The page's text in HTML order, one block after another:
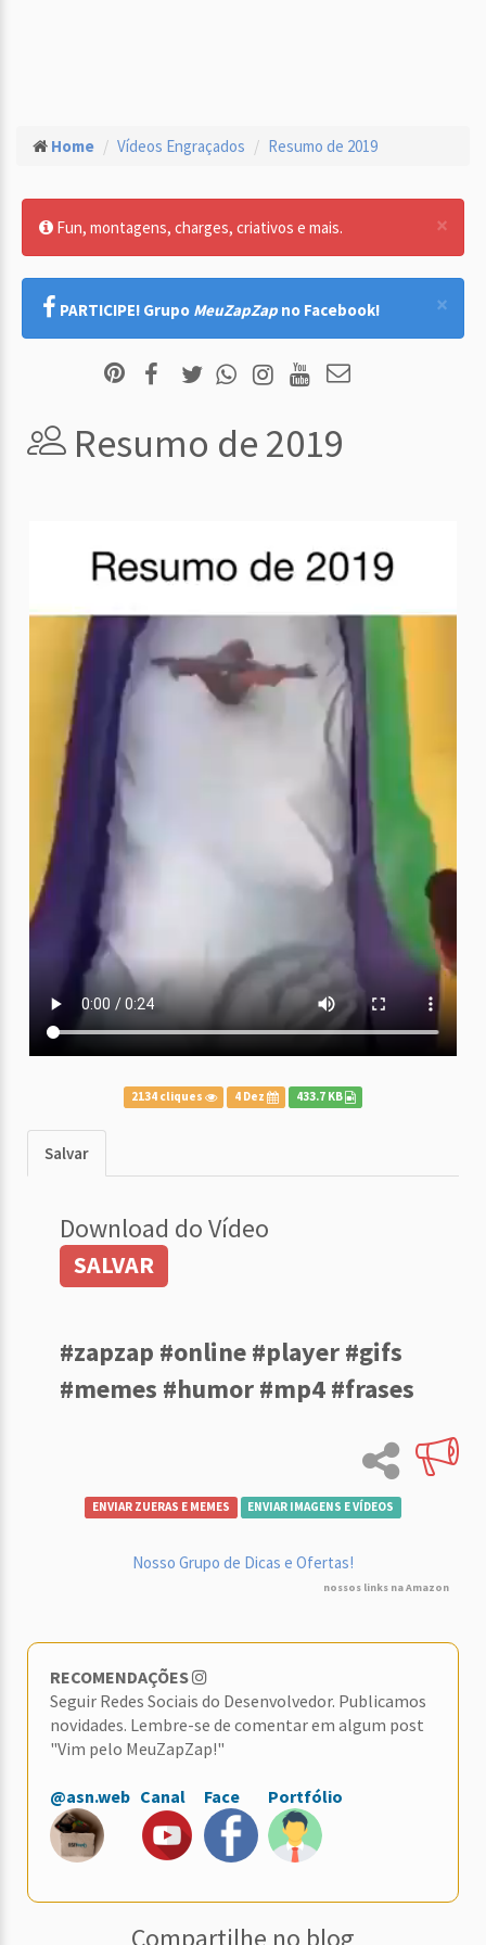
Home Vídeos Engraçados Resumo de 2019
×
Fun, montagens, charges, criativos e mais.
×
PARTICIPE! Grupo MeuZapZap no Facebook!
Resumo de 2019
2134 cliques 4 Dez 433.7 KB
Salvar
Download do Vídeo
SALVAR
#zapzap #online #player #gifs
#memes #humor #mp4 #frases
ENVIAR ZUERAS E MEMES ENVIAR IMAGENS E VÍDEOS
Nosso Grupo de Dicas e Ofertas!
nossos links na Amazon
RECOMENDAÇÕES
Seguir Redes Sociais do Desenvolvedor. Publicamos
novidades. Lembre-se de comentar em algum post
"Vim pelo MeuZapZap!"
@asn.web Canal Face Portfólio
Compartilhe no blog